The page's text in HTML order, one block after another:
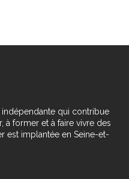
qui contribue
à former et à faire vivre des
est implantée en Seine-et-